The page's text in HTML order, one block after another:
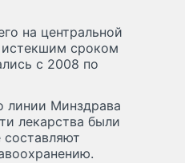
на центральной
истекшим сроком
с 2008 по
линии Минздрава
лекарства были